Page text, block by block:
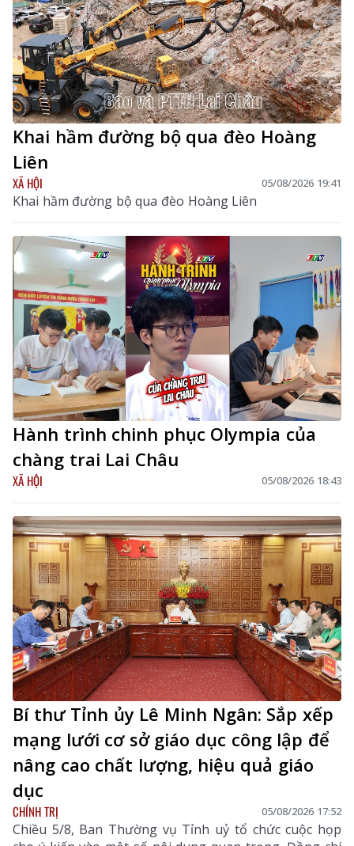
Khai hầm đường bộ qua đèo Hoàng
Liên
XÃ HỘI 05/08/2026 19:41
Khai hầm đường bộ qua đèo Hoàng Liên
Hành trình chinh phục Olympia của
chàng trai Lai Châu
XÃ HỘI 05/08/2026 18:43
Bí thư Tỉnh ủy Lê Minh Ngân: Sắp xếp
mạng lưới cơ sở giáo dục công lập để
nâng cao chất lượng, hiệu quả giáo
dục
CHÍNH TRỊ 05/08/2026 17:52
Chiều 5/8, Ban Thường vụ Tỉnh uỷ tổ chức cuộc họp